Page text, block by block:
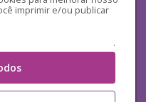
imprimir e/ou publicar
.